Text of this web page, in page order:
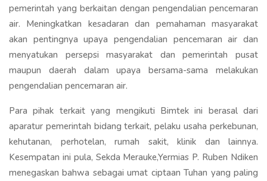
pemerintah yang berkaitan dengan pengendalian pencemaran
air. Meningkatkan kesadaran dan pemahaman masyarakat
akan pentingnya upaya pengendalian pencemaran air dan
menyatukan persepsi masyarakat dan pemerintah pusat
maupun daerah dalam upaya bersama-sama melakukan
pengendalian pencemaran air.
Para pihak terkait yang mengikuti Bimtek ini berasal dari
aparatur pemerintah bidang terkait, pelaku usaha perkebunan,
kehutanan, perhotelan, rumah sakit, klinik dan lainnya.
Kesempatan ini pula, Sekda Merauke,Yermias P. Ruben Ndiken
menegaskan bahwa sebagai umat ciptaan Tuhan yang paling